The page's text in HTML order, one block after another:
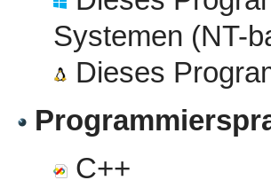
Systemen (NT-
Dieses
C++